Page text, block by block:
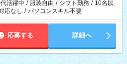
活躍中 / 服装自由 / シフト勤務 / 10名以
応なし / パソコンスキル不要
応募する 詳細へ